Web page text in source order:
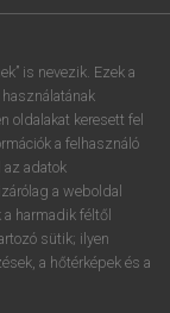
is nevezik. Ezek a
oldalakat keresett fel
a felhasználó
az adatok
a weboldal
a harmadik féltől
sütik; ilyen
a hőtérképek és a
AltGr